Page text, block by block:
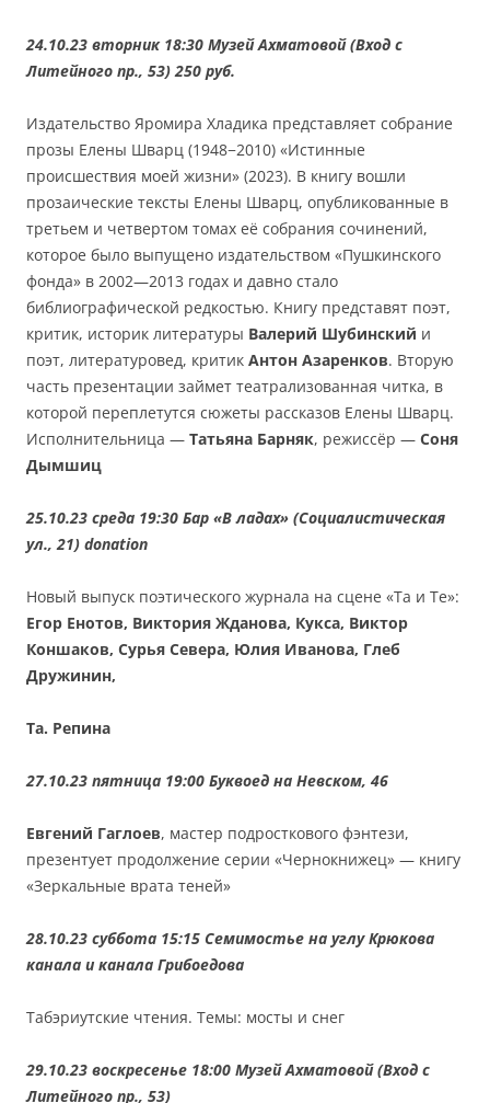
24.10.23 вторник 18:30 Музей Ахматовой (Вход с
Литейного пр., 53) 250 руб.
Издательство Яромира Хладика представляет собрание
прозы Елены Шварц (1948−2010) «Истинные
происшествия моей жизни» (2023). В книгу вошли
прозаические тексты Елены Шварц, опубликованные в
третьем и четвертом томах её собрания сочинений,
которое было выпущено издательством «Пушкинского
фонда» в 2002—2013 годах и давно стало
библиографической редкостью. Книгу представят поэт,
критик, историк литературы Валерий Шубинский и
поэт, литературовед, критик Антон Азаренков. Вторую
часть презентации займет театрализованная читка, в
которой переплетутся сюжеты рассказов Елены Шварц.
Исполнительница — Татьяна Барняк, режиссёр — Соня
Дымшиц
25.10.23 среда 19:30 Бар «В ладах» (Социалистическая
ул., 21) donation
Новый выпуск поэтического журнала на сцене «Та и Те»:
Егор Енотов, Виктория Жданова, Кукса, Виктор
Коншаков, Сурья Севера, Юлия Иванова, Глеб
Дружинин,
Та. Репина
27.10.23 пятница 19:00 Буквоед на Невском, 46
Евгений Гаглоев, мастер подросткового фэнтези,
презентует продолжение серии «Чернокнижец» — книгу
«Зеркальные врата теней»
28.10.23 суббота 15:15 Семимостье на углу Крюкова
канала и канала Грибоедова
Табэриутские чтения. Темы: мосты и снег
29.10.23 воскресенье 18:00 Музей Ахматовой (Вход с
Литейного пр., 53)